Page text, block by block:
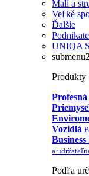
Malí a
Veľké
Ďalšie
UNIQA
Produkty
Vozidlá
a
Podľa